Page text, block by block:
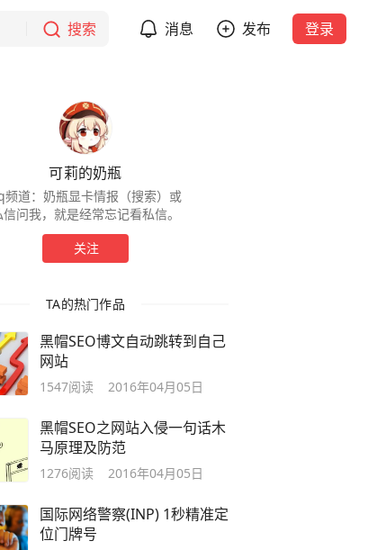
搜索 消息 发布 登录
可莉的奶瓶
频道：奶瓶显卡情报（搜索）或
信问我，就是经常忘记看私信。
关注
TA的热门作品
黑帽SEO博文自动跳转到自己
网站
1547阅读 2016年04月05日
黑帽SEO之网站入侵一句话木
马原理及防范
1276阅读 2016年04月05日
国际网络警察(INP) 1秒精准定
位门牌号